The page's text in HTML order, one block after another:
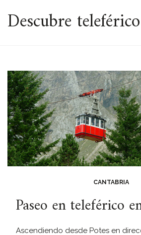
Descubre
CANTABRIA
Paseo en teleférico
Ascendiendo desde Potes en